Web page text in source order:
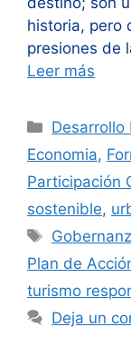
historia, pero
presiones de
Leer más
Categorías
Desarrollo
Economia,
Participación
sostenible,
Etiquetas
Plan de
turismo
Deja un